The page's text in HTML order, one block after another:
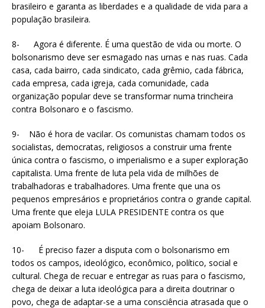
brasileiro e garanta as liberdades e a qualidade de vida para a
população brasileira.
8- Agora é diferente. É uma questão de vida ou morte. O
bolsonarismo deve ser esmagado nas urnas e nas ruas. Cada
casa, cada bairro, cada sindicato, cada grêmio, cada fábrica,
cada empresa, cada igreja, cada comunidade, cada
organização popular deve se transformar numa trincheira
contra Bolsonaro e o fascismo.
9- Não é hora de vacilar. Os comunistas chamam todos os
socialistas, democratas, religiosos a construir uma frente
única contra o fascismo, o imperialismo e a super exploração
capitalista. Uma frente de luta pela vida de milhões de
trabalhadoras e trabalhadores. Uma frente que una os
pequenos empresários e proprietários contra o grande capital.
Uma frente que eleja LULA PRESIDENTE contra os que
apoiam Bolsonaro.
10- É preciso fazer a disputa com o bolsonarismo em
todos os campos, ideológico, econômico, político, social e
cultural. Chega de recuar e entregar as ruas para o fascismo,
chega de deixar a luta ideológica para a direita doutrinar o
povo, chega de adaptar-se a uma consciência atrasada que o